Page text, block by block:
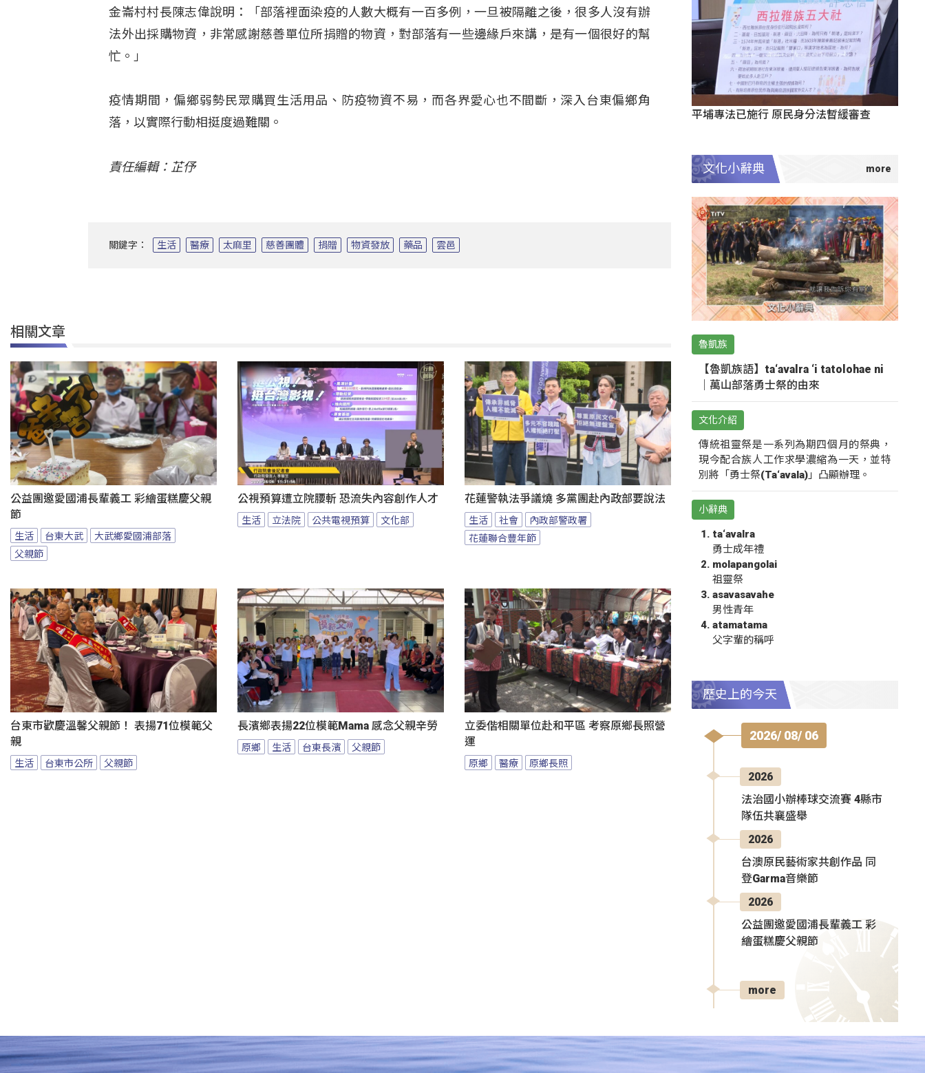
金崙村村長陳志偉說明：「部落裡面染疫的人數大概有一百多例，一旦被隔離之後，很多人沒有辦
法外出採購物資，非常感謝慈善單位所捐贈的物資，對部落有一些邊緣戶來講，是有一個很好的幫
忙。」
疫情期間，偏鄉弱勢民眾購買生活用品、防疫物資不易，而各界愛心也不間斷，深入台東偏鄉角
落，以實際行動相挺度過難關。
責任編輯：芷伃
關鍵字： 生活 醫療 太麻里 慈善團體 捐贈 物資發放 藥品 雲邑
相關文章
公益團邀愛國浦長輩義工 彩繪蛋糕慶父親
節
生活 台東大武
大武鄉愛國浦部落
父親節
公視預算遭立院腰斬 恐流失內容創作人才
生活 立法院 公共電視預算 文化部
花蓮警執法爭議燒 多黨團赴內政部要說法
生活 社會
內政部警政署
花蓮聯合豐年節
台東市歡慶溫馨父親節！ 表揚71位模範父
親
生活 台東市公所 父親節
長濱鄉表揚22位模範Mama 感念父親辛勞
原鄉 生活 台東長濱 父親節
立委偕相關單位赴和平區 考察原鄉長照營
運
原鄉 醫療 原鄉長照
平埔專法已施行 原民身分法暫緩審查
文化小辭典
魯凱族
【魯凱族語】ta‘avalra ‘i tatolohae ni
｜萬山部落勇士祭的由來
文化介紹
傳統祖靈祭是一系列為期四個月的祭典，
現今配合族人工作求學濃縮為一天，並特
別將「勇士祭(Ta‘avala)」凸顯辦理。
小辭典
ta‘avalra
勇士成年禮
molapangolai
祖靈祭
asavasavahe
男性青年
atamatama
父字輩的稱呼
歷史上的今天
2026/ 08/ 06
2026
法治國小辦棒球交流賽 4縣市
隊伍共襄盛舉
2026
台澳原民藝術家共創作品 同
登Garma音樂節
2026
公益團邀愛國浦長輩義工 彩
繪蛋糕慶父親節
more